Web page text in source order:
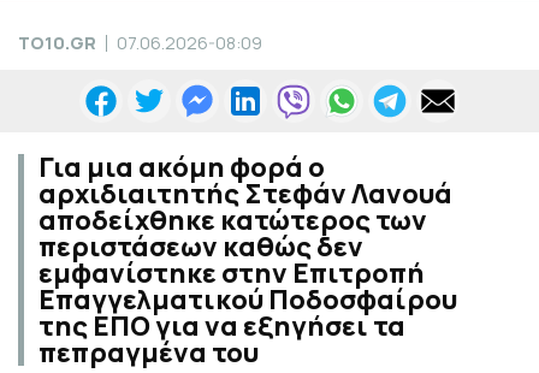
TO10.GR 07.06.2026-08:09
Για μια ακόμη φορά ο
αρχιδιαιτητής Στεφάν Λανουά
αποδείχθηκε κατώτερος των
περιστάσεων καθώς δεν
εμφανίστηκε στην Επιτροπή
Επαγγελματικού Ποδοσφαίρου
της ΕΠΟ για να εξηγήσει τα
πεπραγμένα του